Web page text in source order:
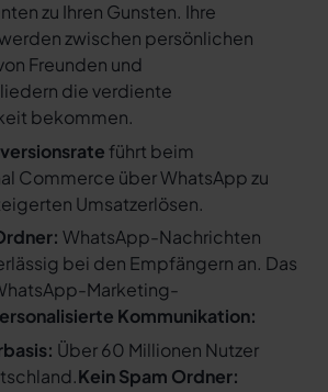
zu Ihren Gunsten. Ihre
zwischen persönlichen
Freunden und
die verdiente
bekommen.
führt beim
Commerce über WhatsApp zu
Umsatzerlösen.
WhatsApp-Nachrichten
bei den Empfängern an. Das
Marketing-
Kommunikation:
Über 60 Millionen Nutzer
Kein Spam Ordner: